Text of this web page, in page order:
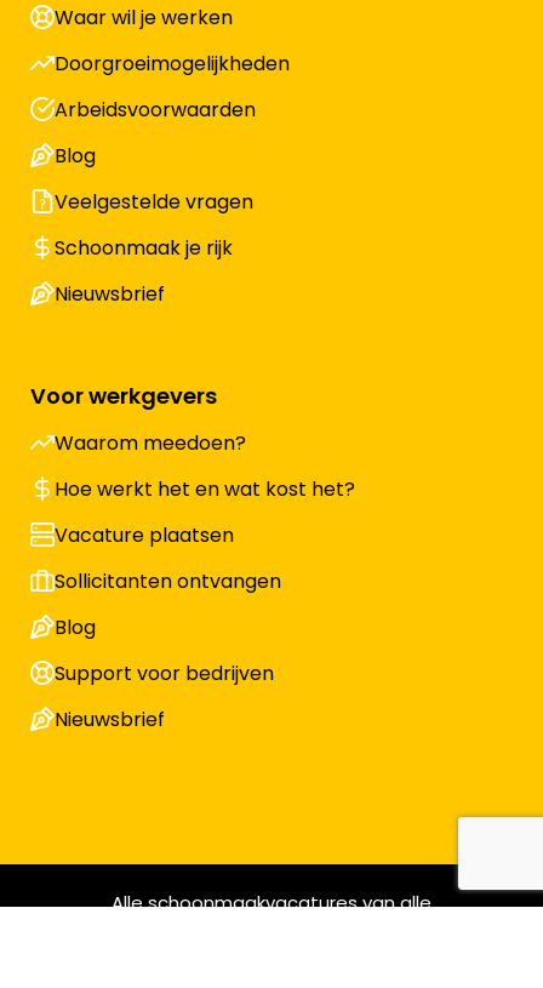
Waar wil je werken
Doorgroeimogelijkheden
Arbeidsvoorwaarden
Blog
Veelgestelde vragen
Schoonmaak je rijk
Nieuwsbrief
Voor werkgevers
Waarom meedoen?
Hoe werkt het en wat kost het?
Vacature plaatsen
Sollicitanten ontvangen
Blog
Support voor bedrijven
Nieuwsbrief
Alle schoonmaakvacatures van alle